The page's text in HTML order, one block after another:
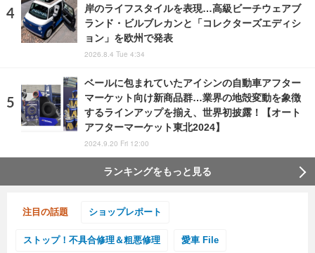
岸のライフスタイルを表現…高級ビーチウェアブ
ランド・ビルブレカンと「コレクターズエディシ
ョン」を欧州で発表
2026.8.4 Tue 4:34
ベールに包まれていたアイシンの自動車アフター
マーケット向け新商品群…業界の地殻変動を象徴
するラインアップを揃え、世界初披露！【オート
アフターマーケット東北2024】
2024.9.20 Fri 12:00
ランキングをもっと見る
注目の話題 ショップレポート
ストップ！不具合修理＆粗悪修理 愛車 File